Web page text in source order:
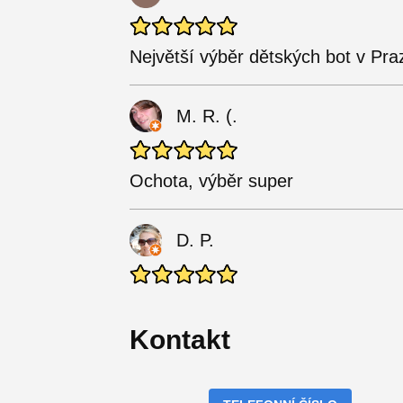
Největší výběr dětských bot v
M. R. (.
Ochota, výběr super
D. P.
Kontakt